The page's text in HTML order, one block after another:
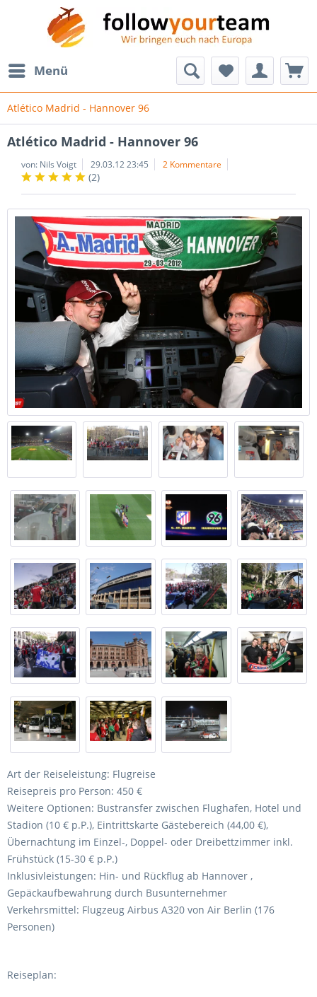
Menü
Atlético Madrid - Hannover 96
Atlético Madrid - Hannover 96
von: Nils Voigt 29.03.12 23:45 2 Kommentare
(2)
Art der Reiseleistung: Flugreise
Reisepreis pro Person: 450 €
Weitere Optionen: Bustransfer zwischen Flughafen, Hotel und
Stadion (10 € p.P.), Eintrittskarte Gästebereich (44,00 €),
Übernachtung im Einzel-, Doppel- oder Dreibettzimmer inkl.
Frühstück (15-30 € p.P.)
Inklusivleistungen: Hin- und Rückflug ab Hannover ,
Gepäckaufbewahrung durch Busunternehmer
Verkehrsmittel: Flugzeug Airbus A320 von Air Berlin (176
Personen)
Reiseplan: